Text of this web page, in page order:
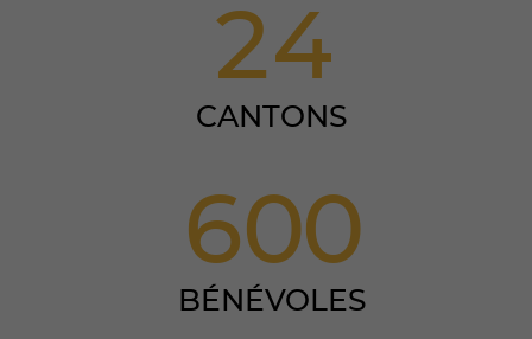
24
CANTONS
600
BÉNÉVOLES